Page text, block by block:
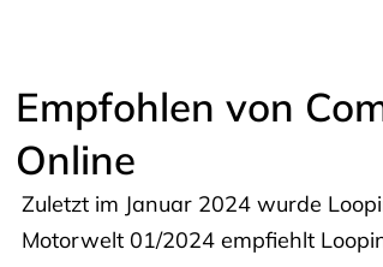
Empfohlen von
Online
Zuletzt im Januar 2024 wurde
Motorwelt 01/2024 empfiehlt